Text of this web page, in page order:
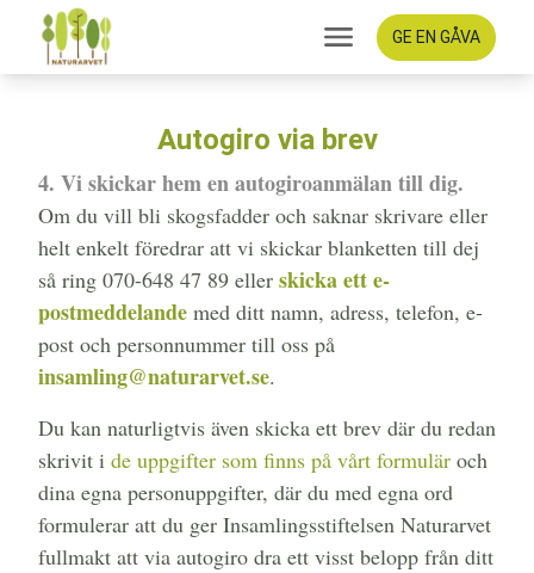
GE EN GÅVA
Autogiro via brev
4. Vi skickar hem en autogiroanmälan till dig.
Om du vill bli skogsfadder och saknar skrivare eller
helt enkelt föredrar att vi skickar blanketten till dej
så ring 070-648 47 89 eller skicka ett e-
postmeddelande med ditt namn, adress, telefon, e-
post och personnummer till oss på
insamling@naturarvet.se.
Du kan naturligtvis även skicka ett brev där du redan
skrivit i de uppgifter som finns på vårt formulär och
dina egna personuppgifter, där du med egna ord
formulerar att du ger Insamlingsstiftelsen Naturarvet
fullmakt att via autogiro dra ett visst belopp från ditt